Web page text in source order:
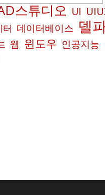
스튜디오 UI
터 데이터베이스 델
웹 윈도우 인공지능